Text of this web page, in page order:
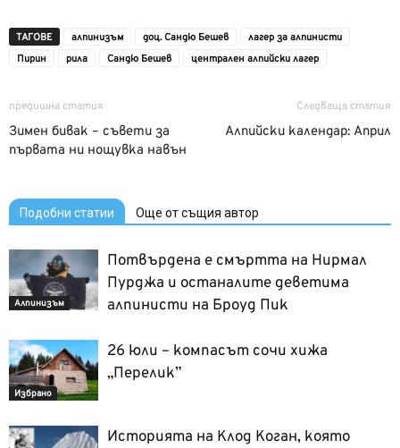
ТАГОВЕ алпинизъм доц. Сандю Бешев
лагер за алпинисти
Пирин
рила Сандю Бешев централен алпийски лагер
предишна статия
Зимен бивак – съвети за
първата ни нощувка навън
Следваща статия
Алпийски календар: Април
Подобни статии Още от същия автор
Алпинизъм
Потвърдена е смъртта на Нирмал
Пурджа и останалите деветима
алпинисти на Броуд Пик
Избрано
26 юли – компасът сочи хижа
„Перелик”
Историята на Клод Коган, която